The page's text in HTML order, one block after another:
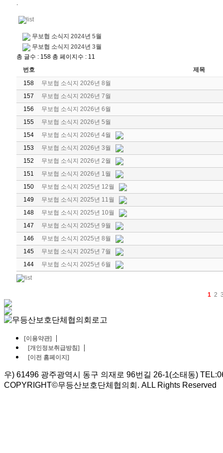
.
무보협 소식지 2024년 5월
무보협 소식지 2024년 3월
총 글수 : 158 총 페이지수 : 11
번호
제목
158
무보협 소식지 2026년 8월
157
무보협 소식지 2026년 7월
156
무보협 소식지 2026년 6월
155
무보협 소식지 2026년 5월
154
무보협 소식지 2026년 4월
153
무보협 소식지 2026년 3월
152
무보협 소식지 2026년 2월
151
무보협 소식지 2026년 1월
150
무보협 소식지 2025년 12월
149
무보협 소식지 2025년 11월
148
무보협 소식지 2025년 10월
147
무보협 소식지 2025년 9월
146
무보협 소식지 2025년 8월
145
무보협 소식지 2025년 7월
144
무보협 소식지 2025년 6월
1 2
[이용약관] |
[개인정보취급방침] |
[이전 홈페이지]
우) 61496 광주광역시 동구 의재로 96번길 26-1(소태동)
COPYRIGHT©무등산보호단체협의회. ALL Rights Reserved